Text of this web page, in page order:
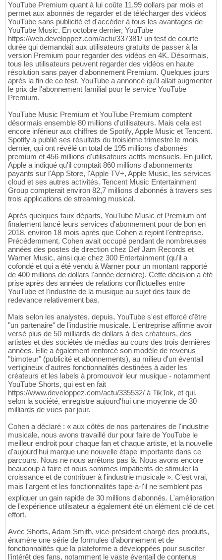
YouTube Premium quant à lui coûte 11,99 dollars par mois et
permet aux abonnés de regarder et de télécharger des vidéos
YouTube sans publicité et d'accéder à tous les avantages de
YouTube Music. En octobre dernier, YouTube
https://web.developpez.com/actu/337381/ un test de courte
durée qui demandait aux utilisateurs gratuits de passer à la
version Premium pour regarder des vidéos en 4K. Désormais,
tous les utilisateurs peuvent regarder des vidéos en haute
résolution sans payer d'abonnement Premium. Quelques jours
après la fin de ce test, YouTube a annoncé qu'il allait augmenter
le prix de l'abonnement familial pour le service YouTube
Premium.
YouTube Music Premium et YouTube Premium comptent
désormais ensemble 80 millions d'utilisateurs. Mais cela est
encore inférieur aux chiffres de Spotify, Apple Music et Tencent.
Spotify a publié ses résultats du troisième trimestre le mois
dernier, qui ont révélé un total de 195 millions d'abonnés
premium et 456 millions d'utilisateurs actifs mensuels. En juillet,
Apple a indiqué qu'il comptait 860 millions d'abonnements
payants sur l'App Store, l'Apple TV+, Apple Music, les services
cloud et ses autres activités. Tencent Music Entertainment
Group compterait environ 82,7 millions d'abonnés à travers ses
trois applications de streaming musical.
Après quelques faux départs, YouTube Music et Premium ont
finalement lancé leurs services d'abonnement pour de bon en
2018, environ 18 mois après que Cohen a rejoint l'entreprise.
Précédemment, Cohen avait occupé pendant de nombreuses
années des postes de direction chez Def Jam Records et
Warner Music, ainsi que chez 300 Entertainment (qu'il a
cofondé et qui a été vendu à Warner pour un montant rapporté
de 400 millions de dollars l'année dernière). Cette décision a été
prise après des années de relations conflictuelles entre
YouTube et l'industrie de la musique au sujet des taux de
redevance relativement bas.
Mais selon les analystes, depuis, YouTube s'est efforcé d'être
"un partenaire" de l'industrie musicale. L'entreprise affirme avoir
versé plus de 50 milliards de dollars à des créateurs, des
artistes et des sociétés de médias au cours des trois dernières
années. Elle a également renforcé son modèle de revenus
"bimoteur" (publicité et abonnements), au milieu d'un éventail
vertigineux d'autres fonctionnalités destinées à aider les
créateurs et les labels à promouvoir leur musique - notamment
YouTube Shorts, qui est en fait
https://www.developpez.com/actu/335532/ à TikTok, et qui,
selon la société, enregistre aujourd'hui une moyenne de 30
milliards de vues par jour.
Cohen a déclaré : « aux côtés de nos partenaires de l'industrie
musicale, nous avons travaillé dur pour faire de YouTube le
meilleur endroit pour chaque fan et chaque artiste, et la nouvelle
d'aujourd'hui marque une nouvelle étape importante dans ce
parcours. Nous ne nous arrêtons pas là. Nous avons encore
beaucoup à faire et nous sommes impatients de stimuler la
croissance et de contribuer à l'industrie musicale ». C'est vrai,
mais l'argent et les fonctionnalités tape-à-l'il ne semblent pas
expliquer un gain rapide de 30 millions d'abonnés. L'amélioration
de l'expérience utilisateur a également été un élément clé de cet
effort.
Avec Shorts, Adam Smith, vice-président chargé des produits,
énumère une série de formules d'abonnement et de
fonctionnalités que la plateforme a développées pour susciter
l'intérêt des fans, notamment le vaste éventail de contenus